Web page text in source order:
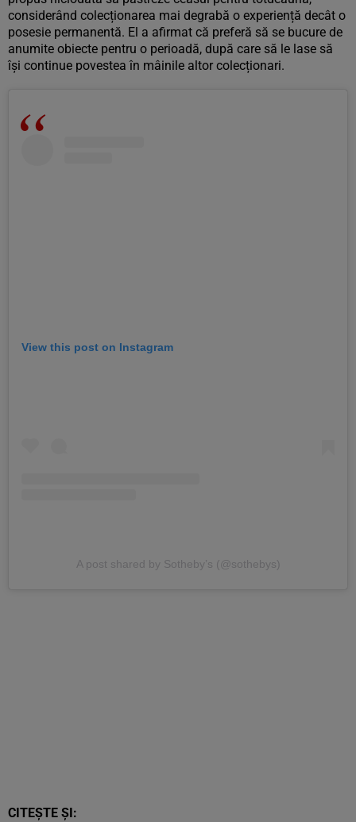
considerând colecționarea mai degrabă o experiență decât o
posesie permanentă. El a afirmat că preferă să se bucure de
anumite obiecte pentru o perioadă, după care să le lase să
își continue povestea în mâinile altor colecționari.
View this post on Instagram
A post shared by Sotheby’s (@sothebys)
CITEȘTE ȘI: